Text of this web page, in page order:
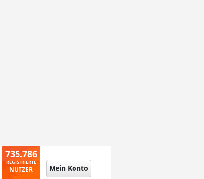
735.786
REGISTRIERTE
NUTZER Mein Konto